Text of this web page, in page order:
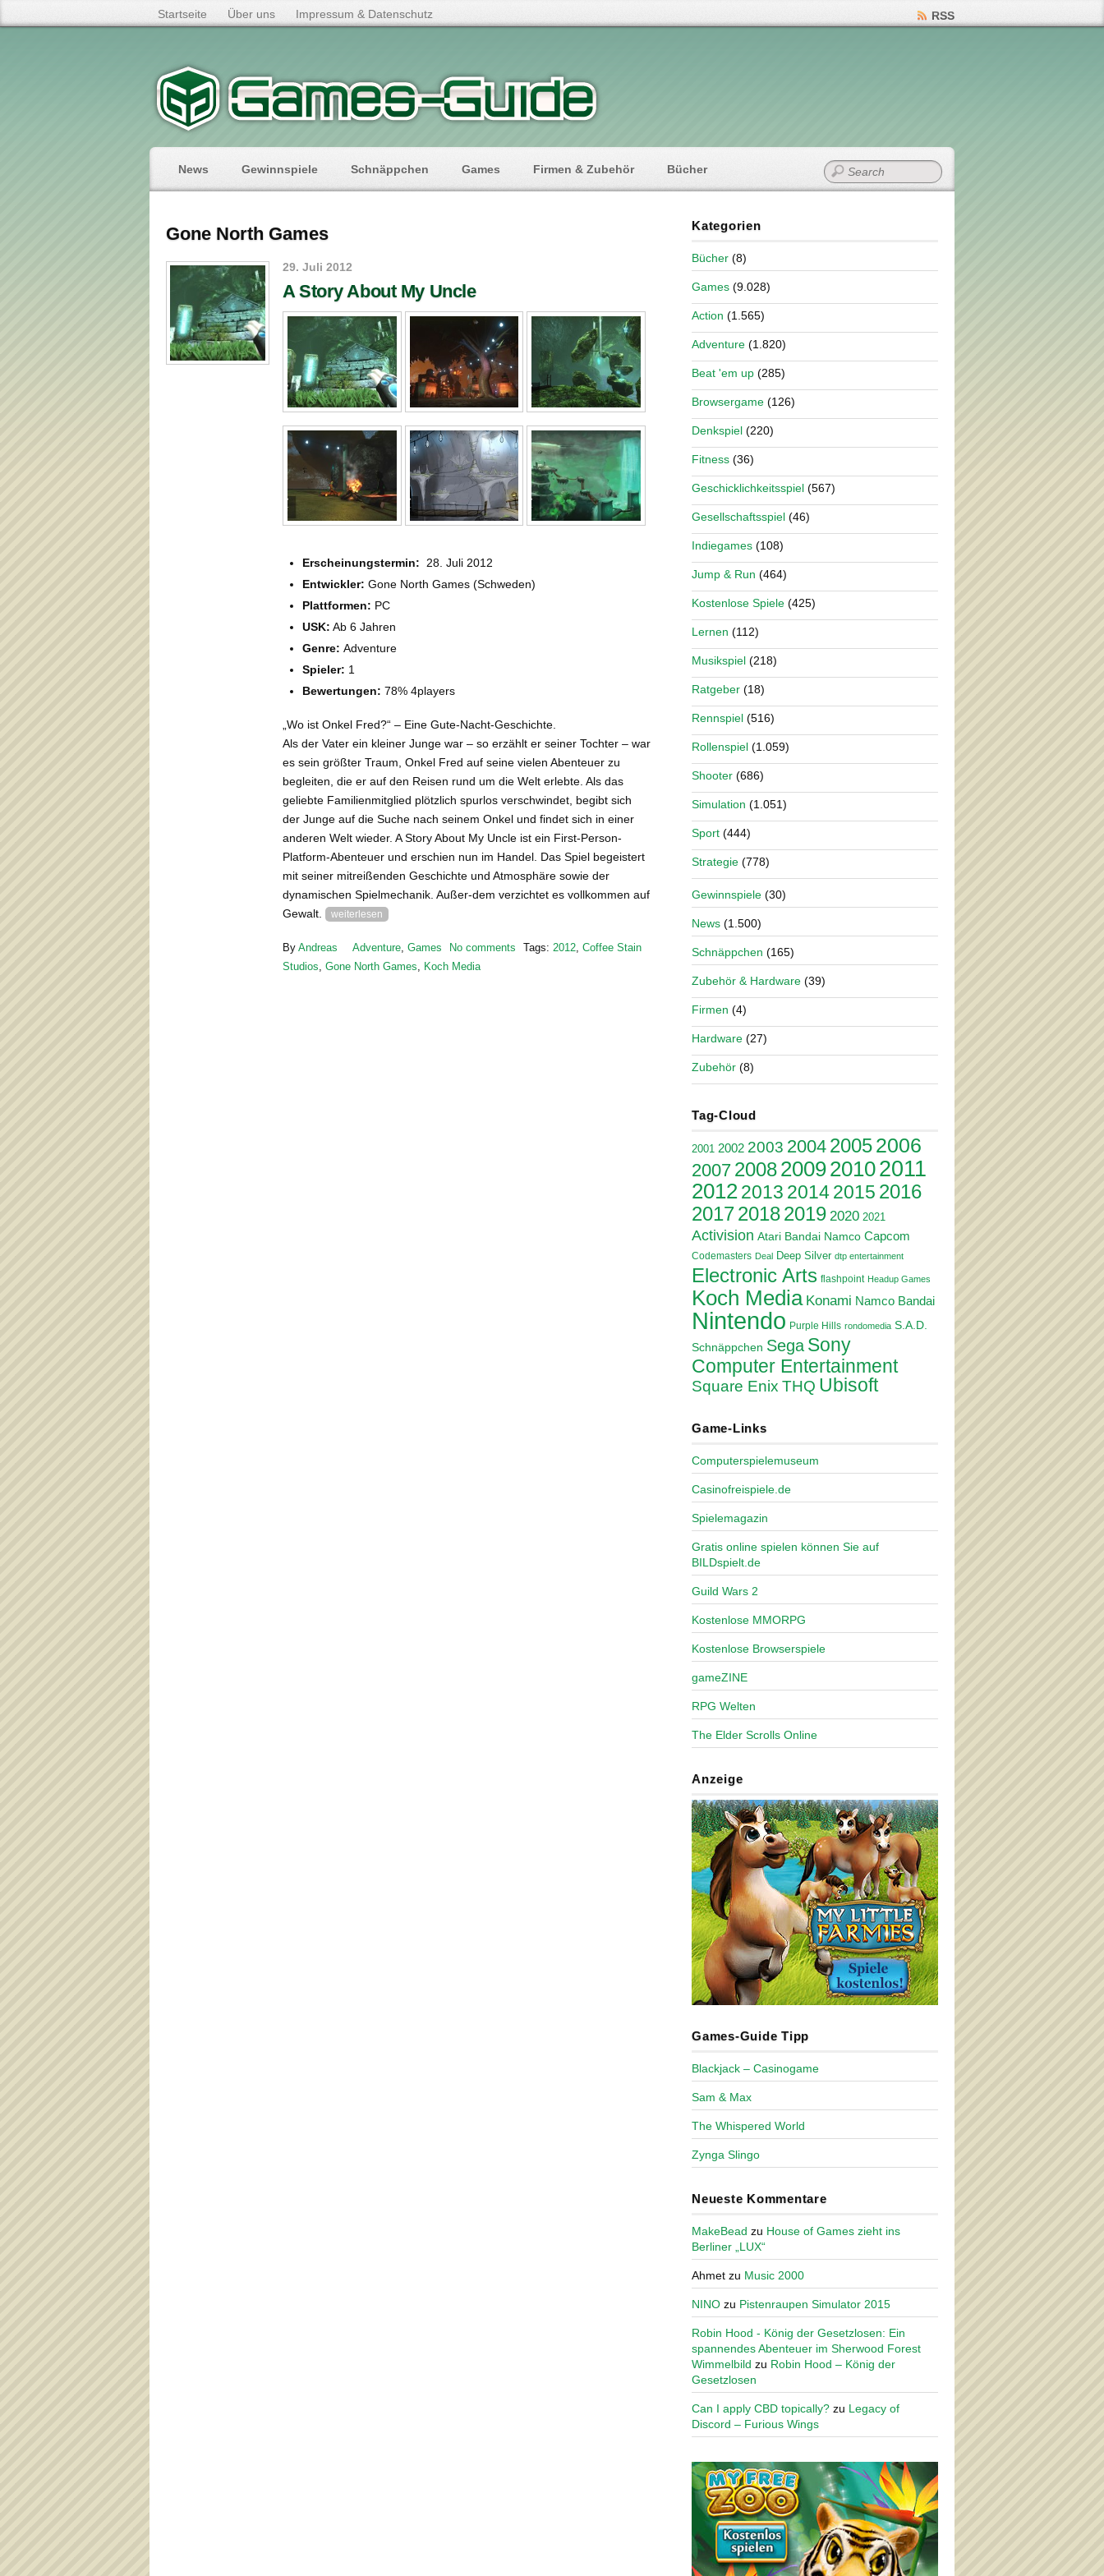
Startseite Über uns Impressum & Datenschutz RSS
News Gewinnspiele Schnäppchen Games Firmen & Zubehör Bücher
Gone North Games
29. Juli 2012
A Story About My Uncle
Erscheinungstermin: 28. Juli 2012
Entwickler: Gone North Games (Schweden)
Plattformen: PC
USK: Ab 6 Jahren
Genre: Adventure
Spieler: 1
Bewertungen: 78% 4players
„Wo ist Onkel Fred?“ – Eine Gute-Nacht-Geschichte.
Als der Vater ein kleiner Junge war – so erzählt er seiner Tochter – war
es sein größter Traum, Onkel Fred auf seine vielen Abenteuer zu
begleiten, die er auf den Reisen rund um die Welt erlebte. Als das
geliebte Familienmitglied plötzlich spurlos verschwindet, begibt sich
der Junge auf die Suche nach seinem Onkel und findet sich in einer
anderen Welt wieder. A Story About My Uncle ist ein First-Person-
Platform-Abenteuer und erschien nun im Handel. Das Spiel begeistert
mit seiner mitreißenden Geschichte und Atmosphäre sowie der
dynamischen Spielmechanik. Außer-dem verzichtet es vollkommen auf
Gewalt.
weiterlesen
By Andreas Adventure Games No comments Tags: 2012 Coffee Stain
Studios Gone North Games Koch Media
Kategorien
Bücher (8)
Games (9.028)
Action (1.565)
Adventure (1.820)
Beat 'em up (285)
Browsergame (126)
Denkspiel (220)
Fitness (36)
Geschicklichkeitsspiel (567)
Gesellschaftsspiel (46)
Indiegames (108)
Jump & Run (464)
Kostenlose Spiele (425)
Lernen (112)
Musikspiel (218)
Ratgeber (18)
Rennspiel (516)
Rollenspiel (1.059)
Shooter (686)
Simulation (1.051)
Sport (444)
Strategie (778)
Gewinnspiele (30)
News (1.500)
Schnäppchen (165)
Zubehör & Hardware (39)
Firmen (4)
Hardware (27)
Zubehör (8)
Tag-Cloud
2001 2002 2003 2004 20052006
2007 2008200920102011
20122013 20142015 2016
201720182019 2020 2021
Activision Atari Bandai Namco Capcom
Codemasters Deal Deep Silver dtp entertainment
Electronic Arts flashpoint Headup Games
Koch Media Konami Namco Bandai
Nintendo Purple Hills rondomedia S.A.D.
Schnäppchen Sega Sony
Computer Entertainment
Square Enix THQ Ubisoft
Game-Links
Computerspielemuseum
Casinofreispiele.de
Spielemagazin
Gratis online spielen können Sie auf
BILDspielt.de
Guild Wars 2
Kostenlose MMORPG
Kostenlose Browserspiele
gameZINE
RPG Welten
The Elder Scrolls Online
Anzeige
Games-Guide Tipp
Blackjack – Casinogame
Sam & Max
The Whispered World
Zynga Slingo
Neueste Kommentare
MakeBead zu House of Games zieht ins
Berliner „LUX“
Ahmet zu Music 2000
NINO zu Pistenraupen Simulator 2015
Robin Hood - König der Gesetzlosen: Ein
spannendes Abenteuer im Sherwood Forest
Wimmelbild zu Robin Hood – König der
Gesetzlosen
Can I apply CBD topically? zu Legacy of
Discord – Furious Wings